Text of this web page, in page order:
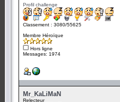
Profil challenge
Classement : 3080/55625
Membre Héroïque
Hors ligne
Messages: 1974
Mr_KaLiMaN
Relecteur